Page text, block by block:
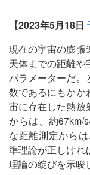
【2023年5月18日
現在の宇宙の膨張
天体までの距離
パラメーターだ。
数であるにもかか
宙に存在した熱放
からは、約67km/
な距離測定から
準理論が正しけれ
理論の綻びを示唆